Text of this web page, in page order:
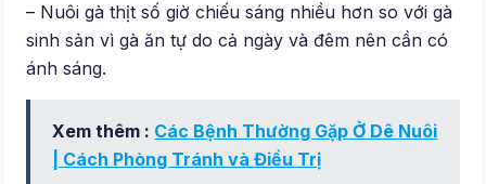
– Nuôi gà thịt số giờ chiếu sáng nhiều hơn so với gà
sinh sản vì gà ăn tự do cả ngày và đêm nên cần có
ánh sáng.
Xem thêm : Các Bệnh Thường Gặp Ở Dê Nuôi
| Cách Phòng Tránh và Điều Trị